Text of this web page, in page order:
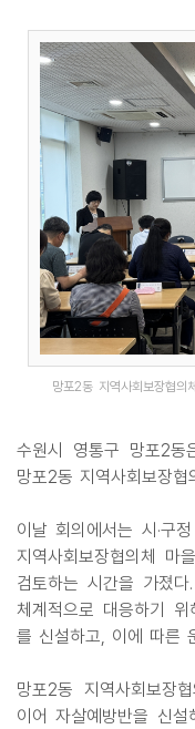
망포2동 지역사회보장협
수원시 영통구 망포2동
망포2동 지역사회보장
이날 회의에서는 시·구
지역사회보장협의체 마
검토하는 시간을 가졌
체계적으로 대응하기
를 신설하고, 이에 따른
망포2동 지역사회보장
이어 자살예방반을 신